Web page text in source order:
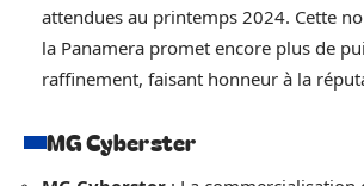
attendues au printemps 2024. Cette
la Panamera promet encore plus de
raffinement, faisant honneur à la
MG Cyberster